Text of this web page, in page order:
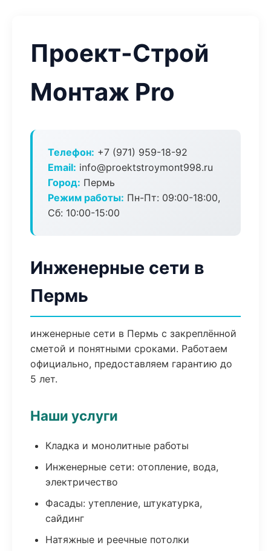
Проект-Строй
Монтаж Pro
Телефон: +7 (971) 959-18-92
Email: info@proektstroymont998.ru
Город: Пермь
Режим работы: Пн-Пт: 09:00-18:00,
Сб: 10:00-15:00
Инженерные сети в
Пермь
инженерные сети в Пермь с закреплённой
сметой и понятными сроками. Работаем
официально, предоставляем гарантию до
5 лет.
Наши услуги
Кладка и монолитные работы
Инженерные сети: отопление, вода,
электричество
Фасады: утепление, штукатурка,
сайдинг
Натяжные и реечные потолки